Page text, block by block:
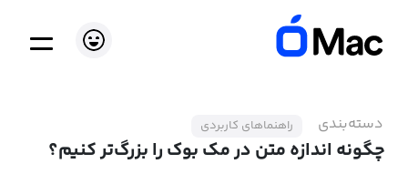
دسته‌بندی راهنماهای کاربردی
چگونه اندازه متن‌ در مک بوک را بزرگ‌تر کنیم؟